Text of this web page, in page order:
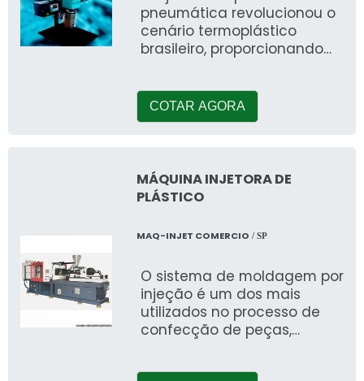
pneumática revolucionou o
cenário termoplástico
brasileiro, proporcionando
COTAR AGORA
MÁQUINA INJETORA DE
PLÁSTICO
MAQ-INJET COMERCIO / SP
O sistema de moldagem por
injeção é um dos mais
utilizados no processo de
confecção de peças,